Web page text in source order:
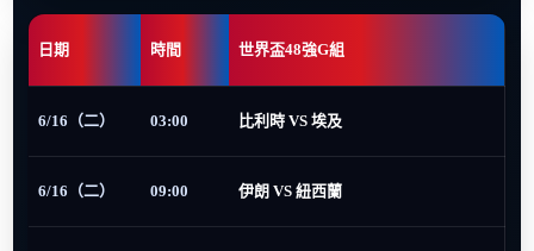
日期 時間 世界盃48強G組
6/16（二） 03:00 比利時 VS 埃及
6/16（二） 09:00 伊朗 VS 紐西蘭